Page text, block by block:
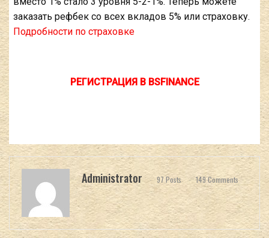
заказать рефбек со всех вкладов 5% или страховку.
Подробности по страховке
РЕГИСТРАЦИЯ В BSFINANCE
Administrator 97 Posts 149 Comments